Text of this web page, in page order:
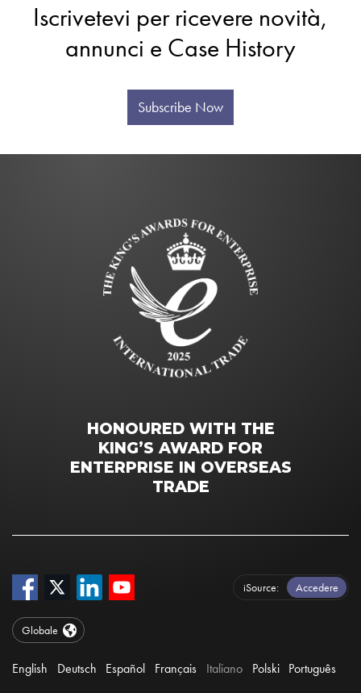
Iscrivetevi per ricevere novità,
annunci e Case History
Subscribe Now
HONOURED WITH THE
KING’S AWARD FOR
ENTERPRISE IN OVERSEAS
TRADE
iSource Accedere
Globale
English Deutsch Español Français Italiano Polski Português